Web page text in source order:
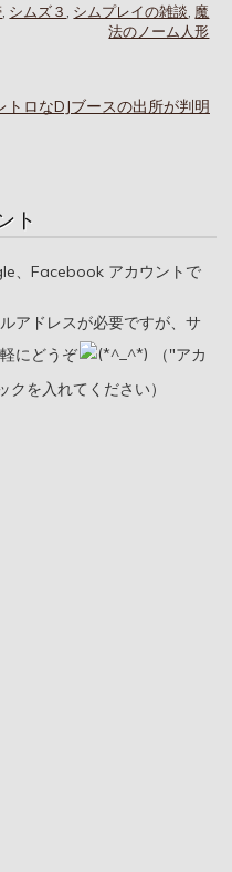
シムズ３ シムプレイの雑談 魔
法のノーム人形
トロなDJブースの出所が判明
ト
、Facebook アカウントで
アドレスが必要ですが、サ
にどうぞ
（"アカ
を入れてください）